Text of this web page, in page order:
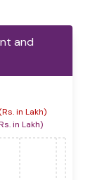
and
in Lakh)
in Lakh)